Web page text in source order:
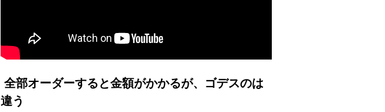
全部オーダーすると金額がかかるが、ゴデスのは
違う